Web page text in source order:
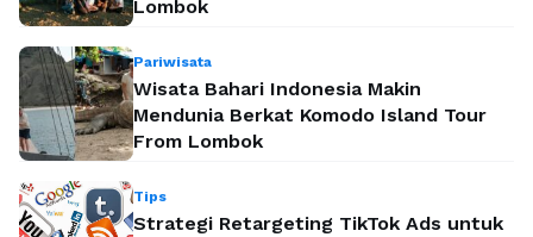
Lombok
Pariwisata
Wisata Bahari Indonesia Makin
Mendunia Berkat Komodo Island Tour
From Lombok
Tips
Strategi Retargeting TikTok Ads untuk